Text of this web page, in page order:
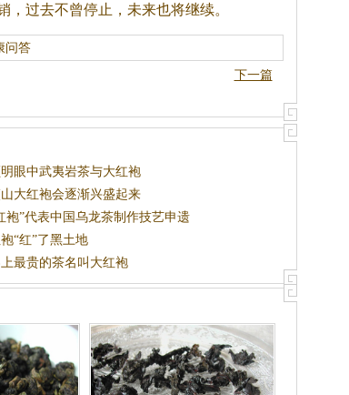
过去不曾停止，未来也将继续。
问答
下一篇
眼中武夷岩茶与大红袍
大红袍会逐渐兴盛起来
袍”代表中国乌龙茶制作技艺申遗
“红”了黑土地
最贵的茶名叫大红袍